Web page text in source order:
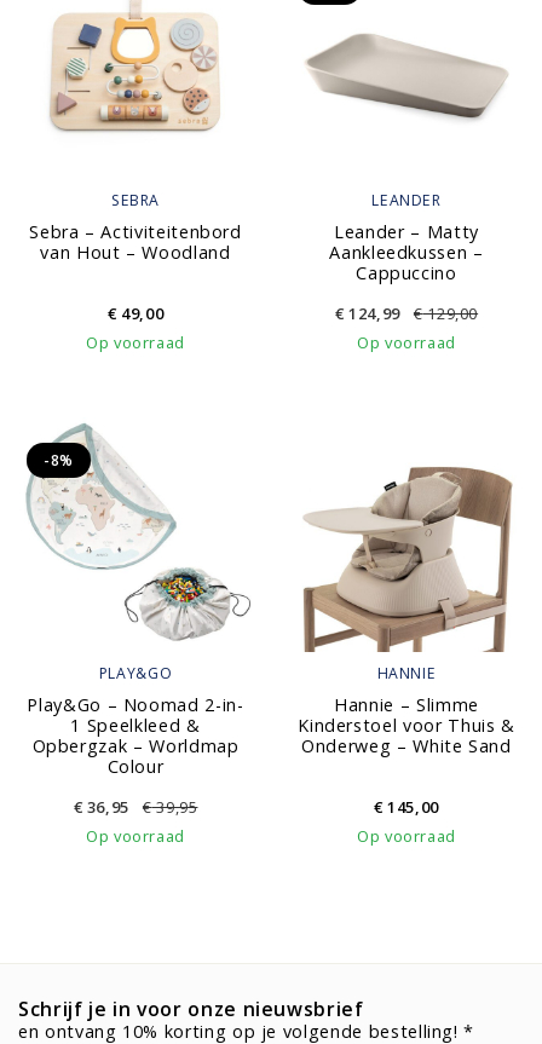
SEBRA
Sebra – Activiteitenbord
van Hout – Woodland
€49,00
Op voorraad
LEANDER
Leander – Matty
Aankleedkussen –
Cappuccino
€ 124,99 €129,00
Op voorraad
PLAY&GO
Play&Go – Noomad 2-in-
1 Speelkleed &
Opbergzak – Worldmap
Colour
€ 36,95 €39,95
-8%
Op voorraad
HANNIE
Hannie – Slimme
Kinderstoel voor Thuis &
Onderweg – White Sand
€145,00
Op voorraad
Schrijf je in voor onze nieuwsbrief
en ontvang 10% korting op je volgende bestelling! *